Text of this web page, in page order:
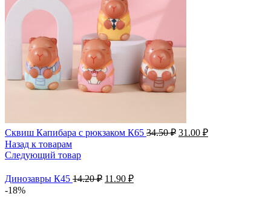
Сквиш Капибара с рюкзаком К65 34.50₽ 31.00 ₽
Назад к товарам
Следующий товар
Динозавры К45 14.20₽ 11.90 ₽
-18%